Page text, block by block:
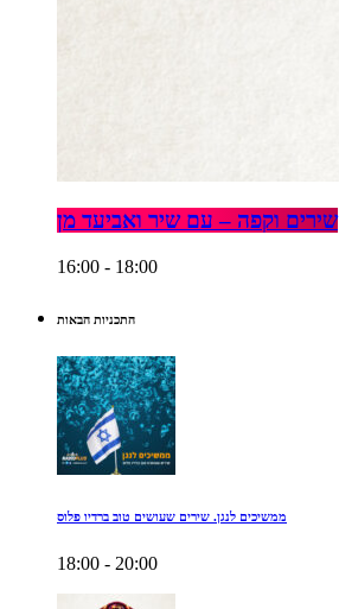
שירים וקפה – עם שיר ואביעד מן
16:00 - 18:00
התכניות הבאות
ממשיכים לנגן. שירים שעושים טוב ברדיו פלוס
18:00 - 20:00